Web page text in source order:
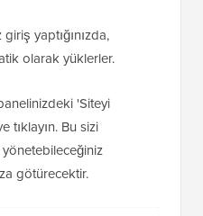
yaptığınızda,
olarak yüklerler.
'Siteyi
tıklayın. Bu sizi
götürecektir.